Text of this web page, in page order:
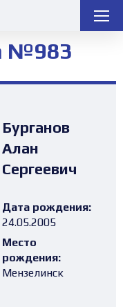
№983
Бурганов
Алан
Сергеевич
Дата рождения:
24.05.2005
Место
рождения:
Мензелинск